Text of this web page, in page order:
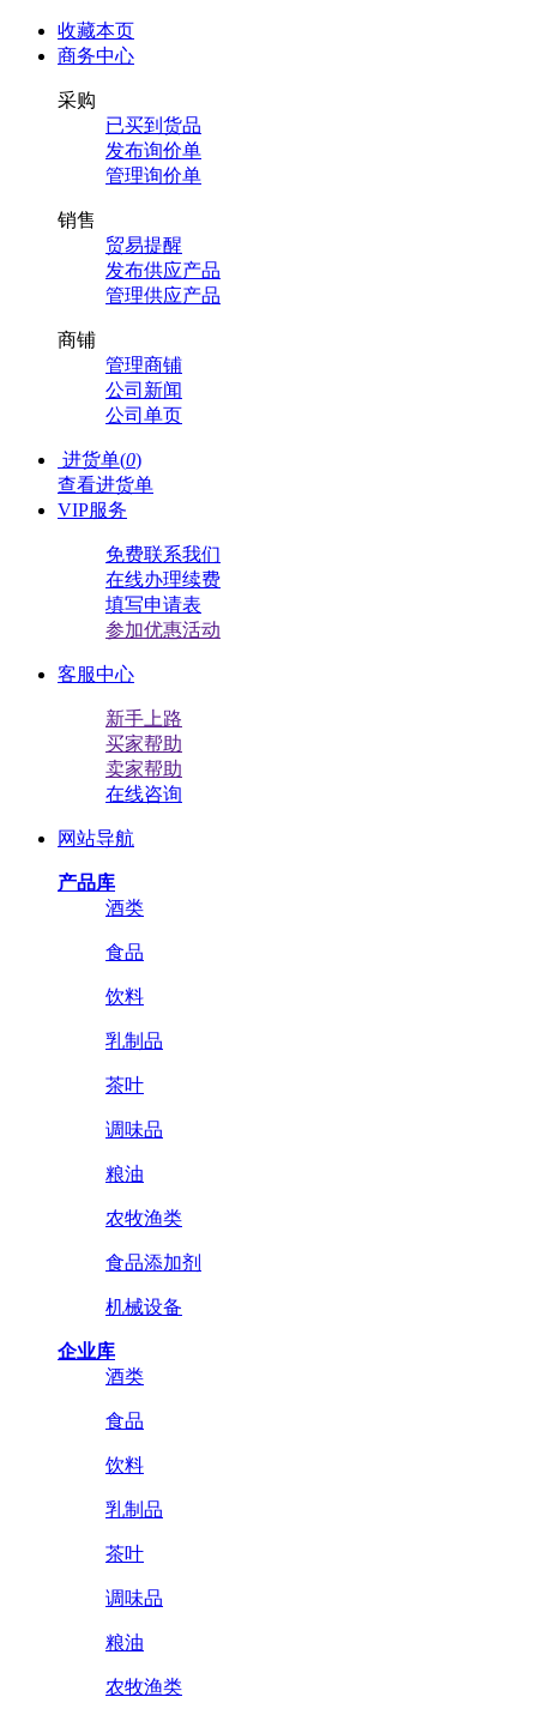
收藏本页
商务中心
采购
已买到货品
发布询价单
管理询价单
销售
贸易提醒
发布供应产品
管理供应产品
商铺
管理商铺
公司新闻
公司单页
进货单(0)
查看进货单
VIP服务
免费联系我们
在线办理续费
填写申请表
参加优惠活动
客服中心
新手上路
买家帮助
卖家帮助
在线咨询
网站导航
产品库
酒类
食品
饮料
乳制品
茶叶
调味品
粮油
农牧渔类
食品添加剂
机械设备
企业库
酒类
食品
饮料
乳制品
茶叶
调味品
粮油
农牧渔类